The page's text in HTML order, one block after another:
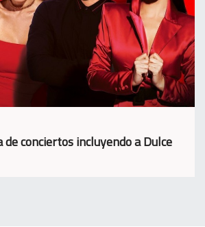
de conciertos incluyendo a Dulce